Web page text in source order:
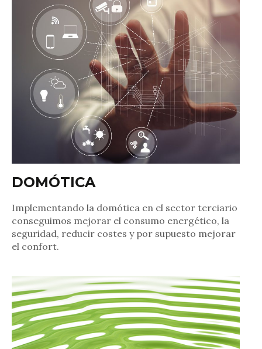
DOMÓTICA
Implementando la domótica en el sector terciario
conseguimos mejorar el consumo energético, la
seguridad, reducir costes y por supuesto mejorar
el confort.